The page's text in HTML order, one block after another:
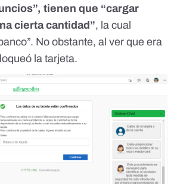
tienen que “cargar
cierta cantidad”, la cual
No obstante, al ver que era
la tarjeta.